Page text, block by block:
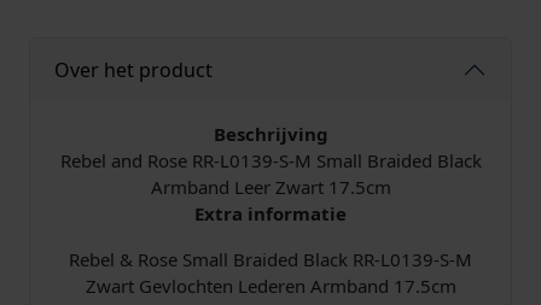
i
j
k
e
i
:
l
e
d
Over het product
Beschrijving
Rebel and Rose RR-L0139-S-M Small Braided Black
Armband Leer Zwart 17.5cm
Extra informatie
Rebel & Rose Small Braided Black RR-L0139-S-M
Zwart Gevlochten Lederen Armband 17.5cm